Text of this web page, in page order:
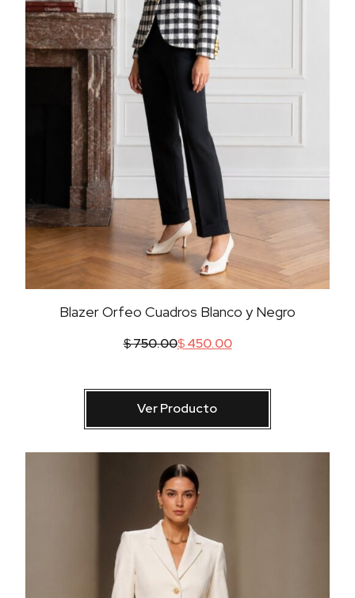
Blazer Orfeo Cuadros Blanco y Negro
$750.00$450.00
Ver Producto